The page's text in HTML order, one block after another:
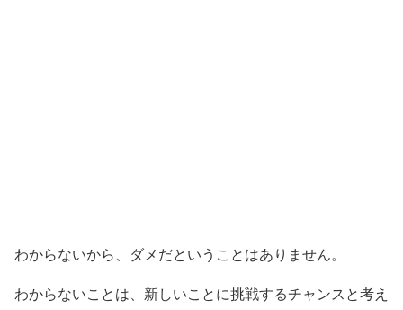
わからないから、ダメだということはありません。
わからないことは、新しいことに挑戦するチャンスと考え